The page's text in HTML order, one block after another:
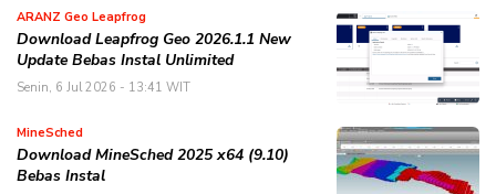
ARANZ Geo Leapfrog
Download Leapfrog Geo 2026.1.1 New
Update Bebas Instal Unlimited
Senin, 6 Jul 2026 - 13:41 WIT
MineSched
Download MineSched 2025 x64 (9.10)
Bebas Instal